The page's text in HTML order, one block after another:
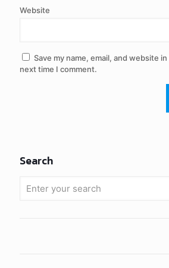
Website
Save my name, email, and website
next time I comment.
Search